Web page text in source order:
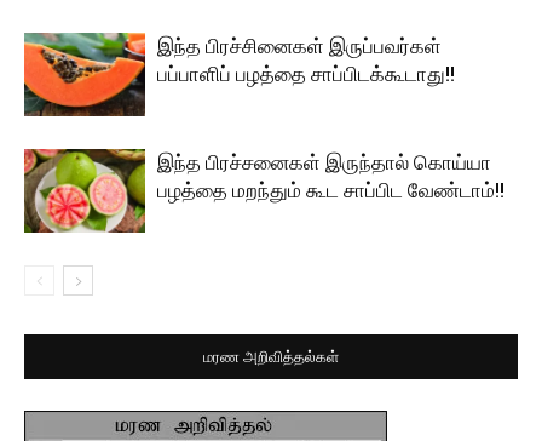
இந்த பிரச்சினைகள் இருப்பவர்கள்
பப்பாளிப் பழத்தை சாப்பிடக்கூடாது!!
இந்த பிரச்சனைகள் இருந்தால் கொய்யா
பழத்தை மறந்தும் கூட சாப்பிட வேண்டாம்!!
மரண அறிவித்தல்கள்